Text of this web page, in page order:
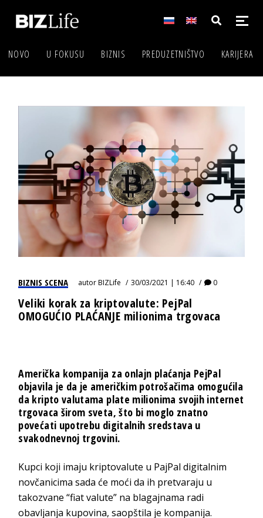
NOVO U FOKUSU BIZNIS PREDUZETNIŠTVO KARIJERA
BIZNIS SCENA autorBIZLife 30/03/2021 | 16:40 0
Veliki korak za kriptovalute: PejPal
OMOGUĆIO PLAĆANJE milionima trgovaca
Američka kompanija za onlajn plaćanja PejPal
objavila je da je američkim potrošačima omogućila
da kripto valutama plate milionima svojih internet
trgovaca širom sveta, što bi moglo znatno
povećati upotrebu digitalnih sredstava u
svakodnevnoj trgovini.
Kupci koji imaju kriptovalute u PajPal digitalnim
novčanicima sada će moći da ih pretvaraju u
takozvane “fiat valute” na blagajnama radi
obavljanja kupovina, saopštila je kompanija.